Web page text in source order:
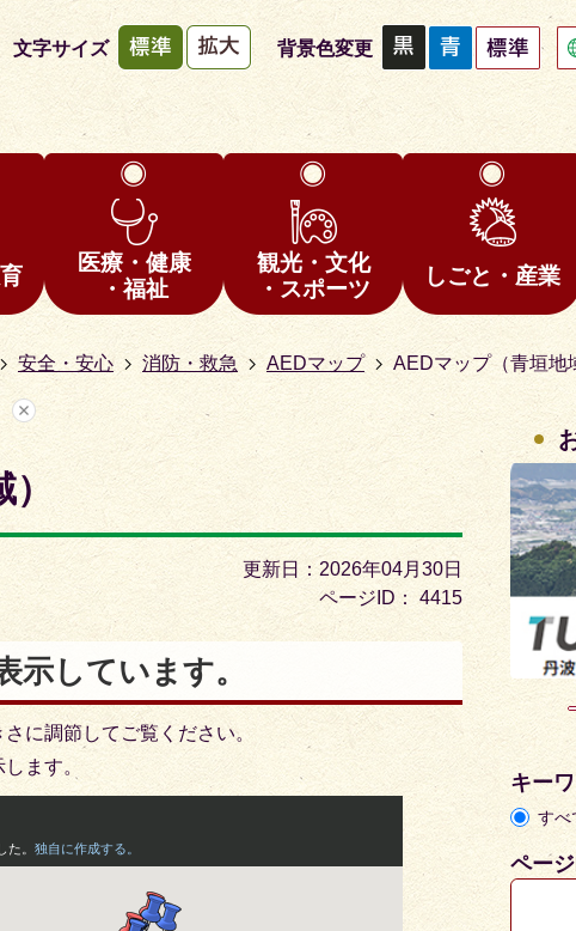
文字サイズ 背景色変更
医療・健康
・福祉
観光・文化
・スポーツ
しごと・産業
安全・安心 消防・救急 AEDマップ AEDマップ（青垣地
）
更新日：2026年04月30日
ページID：
4415
示しています。
に調節してご覧ください。
ます。
1
枚
ラ
イ
2
枚
目
の
イ
ド
キー
すべ
ペー